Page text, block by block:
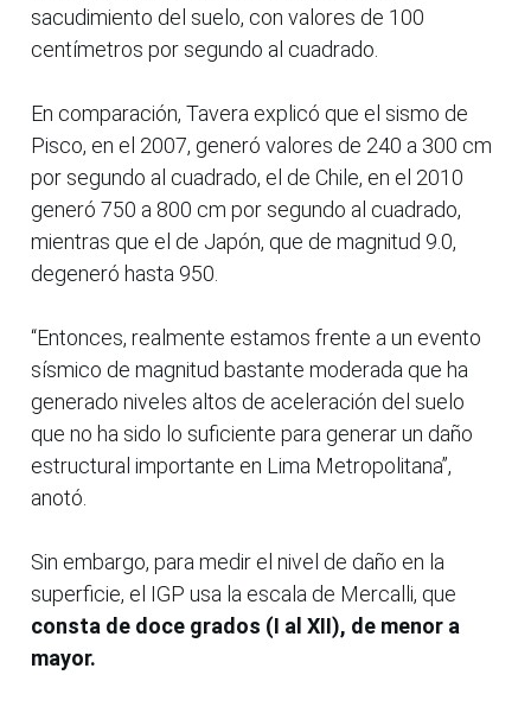
sacudimiento del suelo, con valores de 100
centímetros por segundo al cuadrado.
En comparación, Tavera explicó que el sismo de
Pisco, en el 2007, generó valores de 240 a 300 cm
por segundo al cuadrado, el de Chile, en el 2010
generó 750 a 800 cm por segundo al cuadrado,
mientras que el de Japón, que de magnitud 9.0,
degeneró hasta 950.
“Entonces, realmente estamos frente a un evento
sísmico de magnitud bastante moderada que ha
generado niveles altos de aceleración del suelo
que no ha sido lo suficiente para generar un daño
estructural importante en Lima Metropolitana”,
anotó.
Sin embargo, para medir el nivel de daño en la
superficie, el IGP usa la escala de Mercalli, que
consta de doce grados (I al XII), de menor a
mayor.